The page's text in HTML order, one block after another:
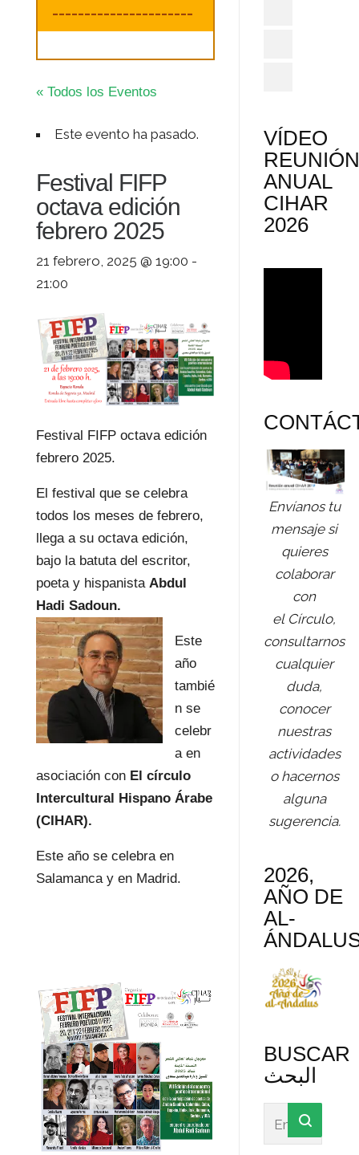
----------------------
« Todos los Eventos
Este evento ha pasado.
Festival FIFP
octava edición
febrero 2025
21 febrero, 2025 @ 19:00 -
21:00
Festival FIFP octava edición
febrero 2025.
El festival que se celebra
todos los meses de febrero,
llega a su octava edición,
bajo la batuta del escritor,
poeta y hispanista Abdul
Hadi Sadoun.
Este
año
tambié
n se
celebr
a en
asociación con El círculo
Intercultural Hispano Árabe
(CIHAR).
Este año se celebra en
Salamanca y en Madrid.
VÍDEO
ANUAL
CIHAR
2026
Envíanos tu
mensaje si
quieres
colaborar
con
el Círculo,
consultarnos
cualquier
duda,
conocer
nuestras
actividades
o hacernos
alguna
sugerencia.
2026,
AÑO DE
AL-
BUSCAR
البحث